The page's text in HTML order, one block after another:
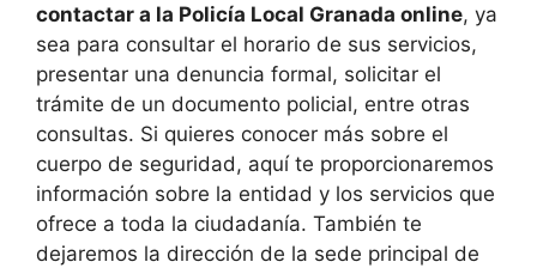
contactar a la Policía Local Granada online, ya
sea para consultar el horario de sus servicios,
presentar una denuncia formal, solicitar el
trámite de un documento policial, entre otras
consultas. Si quieres conocer más sobre el
cuerpo de seguridad, aquí te proporcionaremos
información sobre la entidad y los servicios que
ofrece a toda la ciudadanía. También te
dejaremos la dirección de la sede principal de